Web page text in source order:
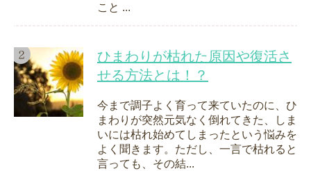
こと ...
ひまわりが枯れた原因や復活さ
せる方法とは！？
今まで調子よく育って来ていたのに、ひ
まわりが突然元気なく倒れてきた、しま
いには枯れ始めてしまったという悩みを
よく聞きます。ただし、一言で枯れると
言っても、その結...